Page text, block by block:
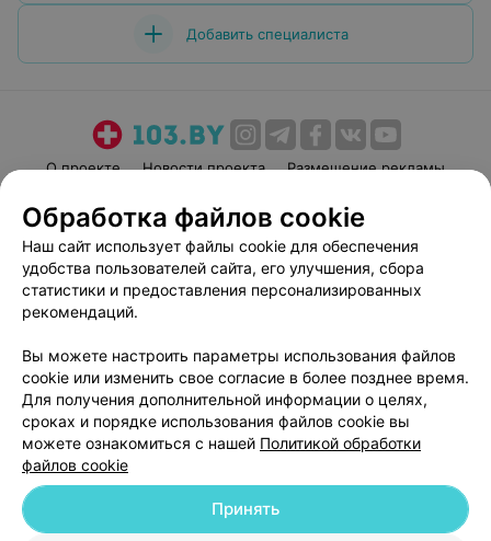
Добавить специалиста
О проекте Новости проекта
Размещение рекламы
Пользовательское соглашение
Способы оплаты
Вакансии
Партнеры
Написать руководителю 103.by
Персональные настройки cookie
Обработка персональных данных
© 2026 ООО «Артокс Лаб», УНП 191700409| 220012, Республика Беларусь,
Обработка файлов cookie
Наш сайт использует файлы cookie для обеспечения
удобства пользователей сайта, его улучшения, сбора
статистики и предоставления персонализированных
рекомендаций.
Вы можете настроить параметры использования файлов
cookie или изменить свое согласие в более позднее время.
Для получения дополнительной информации о целях,
сроках и порядке использования файлов cookie вы
можете ознакомиться с нашей Политикой обработки
файлов cookie
Принять